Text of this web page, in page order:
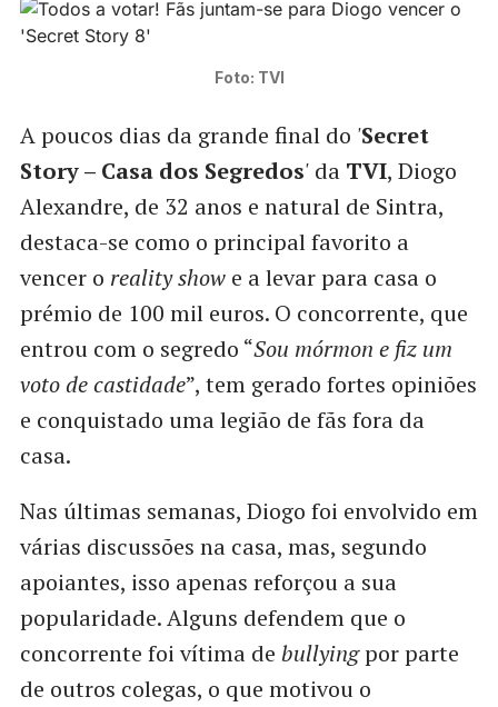
Foto: TVI
A poucos dias da grande final do 'Secret
Story – Casa dos Segredos'da TVI, Diogo
Alexandre, de 32 anos e natural de Sintra,
destaca-se como o principal favorito a
vencer o reality showe a levar para casa o
prémio de 100 mil euros. O concorrente, que
entrou com o segredo “Sou mórmon e fiz um
voto de castidade”, tem gerado fortes opiniões
e conquistado uma legião de fãs fora da
casa.
Nas últimas semanas, Diogo foi envolvido em
várias discussões na casa, mas, segundo
apoiantes, isso apenas reforçou a sua
popularidade. Alguns defendem que o
concorrente foi vítima de bullyingpor parte
de outros colegas, o que motivou o